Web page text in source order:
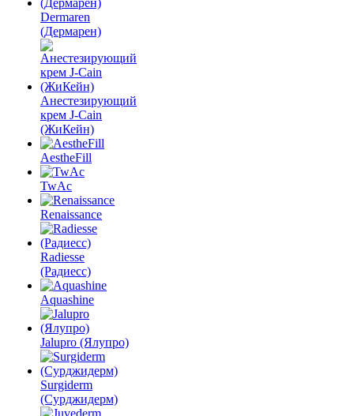
Dermaren
(Дермарен)
Анестезирующий
крем J-Cain
(ЖиКейн)
AestheFill
TwAc
Renaissance
Radiesse
(Радиесс)
Aquashine
Jalupro (Ялупро)
Surgiderm
(Сурджидерм)